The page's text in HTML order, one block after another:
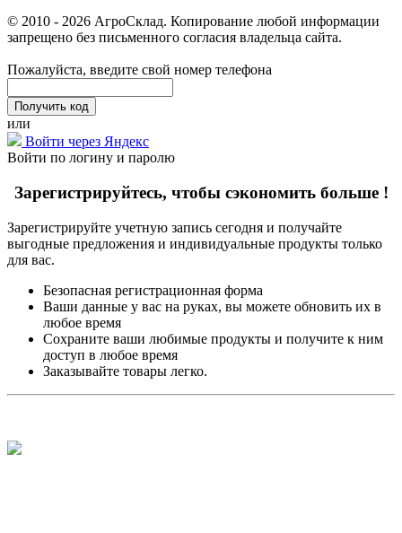
© 2010 - 2026 АгроСклад. Копирование любой информации
запрещено без письменного согласия владельца сайта.
Пожалуйста, введите свой номер телефона
или
Войти через Яндекс
Войти по логину и паролю
Зарегистрируйтесь, чтобы сэкономить больше !
Зарегистрируйте учетную запись сегодня и получайте
выгодные предложения и индивидуальные продукты только
для вас.
Безопасная регистрационная форма
Ваши данные у вас на руках, вы можете обновить их в
любое время
Сохраните ваши любимые продукты и получите к ним
доступ в любое время
Заказывайте товары легко.